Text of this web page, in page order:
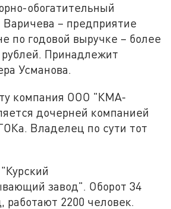
обогатительный
– предприятие
по годовой выручке – более
Принадлежит
Усманова.
компания ООО "КМА-
дочерней компанией
Владелец по сути тот
завод". Оборот 34
работают 2200 человек.